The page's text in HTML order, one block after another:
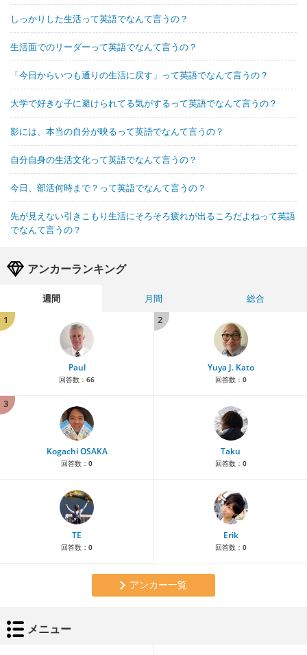
しっかりした生活って英語でなんて言うの？
生活面でのリーダーって英語でなんて言うの？
「今日からいつも通りの生活に戻す」って英語でなんて言うの？
大学で好きな子に避けられてる気がするって英語でなんて言うの？
影には、本当の自分が映るって英語でなんて言うの？
自分自身の生活文化って英語でなんて言うの？
今日、部活何時まで？って英語でなんて言うの？
先が見えない引きこもり生活にそろそろ疲れが出るころだよねって英語
でなんて言うの？
アンカーランキング
週間 月間
総合
1
Paul
回答数： 66
2
Yuya J. Kato
回答数： 0
3
Kogachi OSAKA
回答数： 0
Taku
回答数： 0
TE
回答数： 0
Erik
回答数： 0
アンカー一覧
メニュー